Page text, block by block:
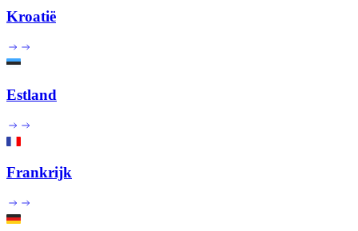
Kroatië
Estland
Frankrijk